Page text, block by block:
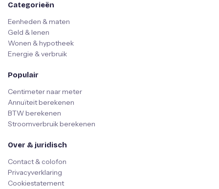
Categorieën
Eenheden & maten
Geld & lenen
Wonen & hypotheek
Energie & verbruik
Populair
Centimeter naar meter
Annuïteit berekenen
BTW berekenen
Stroomverbruik berekenen
Over & juridisch
Contact & colofon
Privacyverklaring
Cookiestatement